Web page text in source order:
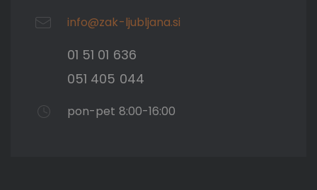
info@zak-ljubljana.si
01 51 01 636
051 405 044
pon-pet 8:00-16:00